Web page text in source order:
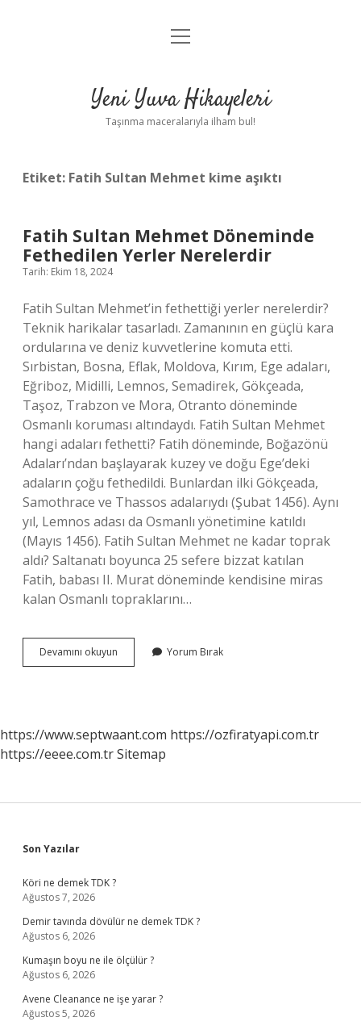
Anasayfa
Yasal Uyarı
menüyü
Yeni Yuva Hikayeleri
Taşınma maceralarıyla ilham bul!
Etiket: Fatih Sultan Mehmet kime aşıktı
Fatih Sultan Mehmet Döneminde
Fethedilen Yerler Nerelerdir
Tarih: Ekim 18, 2024
Fatih Sultan Mehmet’in fethettiği yerler nerelerdir?
Teknik harikalar tasarladı. Zamanının en güçlü kara
ordularına ve deniz kuvvetlerine komuta etti.
Sırbistan, Bosna, Eflak, Moldova, Kırım, Ege adaları,
Eğriboz, Midilli, Lemnos, Semadirek, Gökçeada,
Taşoz, Trabzon ve Mora, Otranto döneminde
Osmanlı koruması altındaydı. Fatih Sultan Mehmet
hangi adaları fethetti? Fatih döneminde, Boğazönü
Adaları’ndan başlayarak kuzey ve doğu Ege’deki
adaların çoğu fethedildi. Bunlardan ilki Gökçeada,
Samothrace ve Thassos adalarıydı (Şubat 1456). Aynı
yıl, Lemnos adası da Osmanlı yönetimine katıldı
(Mayıs 1456). Fatih Sultan Mehmet ne kadar toprak
aldı? Saltanatı boyunca 25 sefere bizzat katılan
Fatih, babası II. Murat döneminde kendisine miras
kalan Osmanlı topraklarını…
Devamını okuyun
Sultan
Nerelerdir
Yorum Bırak
https://www.septwaant.com https://ozfiratyapi.com.tr
https://eeee.com.trSitemap
Sidebar
Son Yazılar
Köri ne demek TDK ?
Ağustos 7, 2026
Demir tavında dövülür ne demek TDK ?
Ağustos 6, 2026
Kumaşın boyu ne ile ölçülür ?
Ağustos 6, 2026
Avene Cleanance ne işe yarar ?
Ağustos 5, 2026